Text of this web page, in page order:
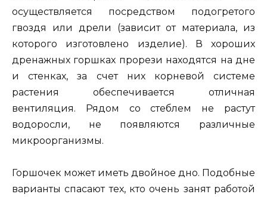
осуществляется посредством подогретого
гвоздя или дрели (зависит от материала, из
которого изготовлено изделие). В хороших
дренажных горшках прорези находятся на дне
и стенках, за счет них корневой системе
растения обеспечивается отличная
вентиляция. Рядом со стеблем не растут
водоросли, не появляются различные
микроорганизмы.
Горшочек может иметь двойное дно. Подобные
варианты спасают тех, кто очень занят работой